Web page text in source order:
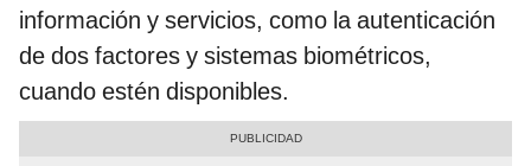
información y servicios, como la autenticación
de dos factores y sistemas biométricos,
cuando estén disponibles.